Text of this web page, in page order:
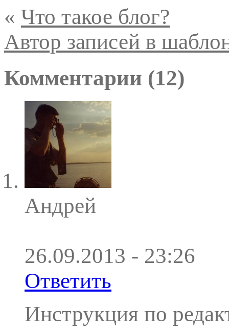
« Что такое блог?
Автор записей в
Комментарии (12)
Андрей
26.09.2013 - 23:26
Ответить
Инструкция по